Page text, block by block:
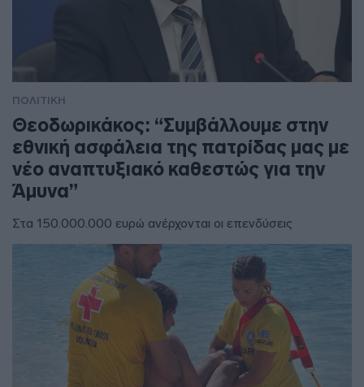
ΠΟΛΙΤΙΚΗ
Θεοδωρικάκος: “Συμβάλλουμε στην
εθνική ασφάλεια της πατρίδας μας με
νέο αναπτυξιακό καθεστώς για την
Άμυνα”
Στα 150.000.000 ευρώ ανέρχονται οι επενδύσεις